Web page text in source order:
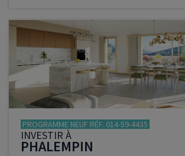
VOIR LE PROGRAMME
PROGRAMME NEUF RÉF. 014-59-4435
INVESTIR À
PHALEMPIN